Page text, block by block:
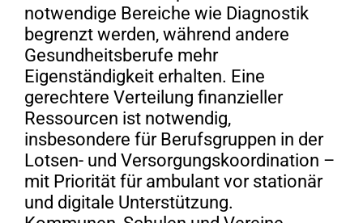
notwendige Bereiche wie Diagnostik
begrenzt werden, während andere
Gesundheitsberufe mehr
Eigenständigkeit erhalten. Eine
gerechtere Verteilung finanzieller
Ressourcen ist notwendig,
insbesondere für Berufsgruppen in der
Lotsen- und Versorgungskoordination –
mit Priorität für ambulant vor stationär
und digitale Unterstützung.